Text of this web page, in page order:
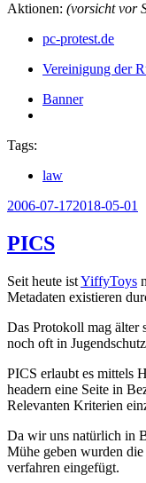
Aktionen: (vorsicht vor
pc-protest.de
Vereinigung der
Banner
Tags:
law
Veröffentlicht
2006-07-172018-05-01
PICS
Seit heute istYiffyToys
Metadaten existieren
Das Protokoll mag älter
noch oft in
PICS erlaubt es mittels
headern eine Seite in
Relevanten Kriterien
Da wir uns natürlich in
Mühe geben wurden
verfahren eingefügt.